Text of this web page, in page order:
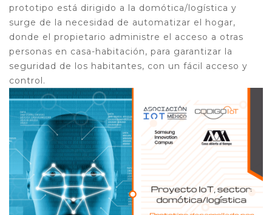
prototipo está dirigido a la domótica/logística y
surge de la necesidad de automatizar el hogar,
donde el propietario administre el acceso a otras
personas en casa-habitación, para garantizar la
seguridad de los habitantes, con un fácil acceso y
control.